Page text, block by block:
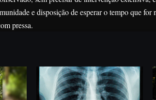
e disposição de esperar o tempo que for
pressa.